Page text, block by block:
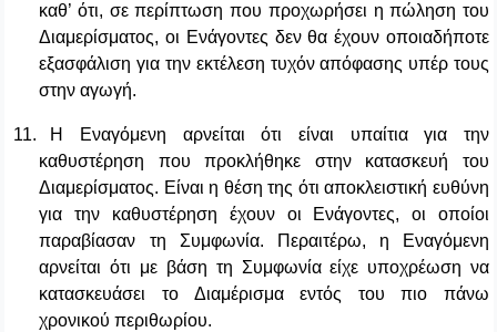
καθ’ ότι, σε περίπτωση που προχωρήσει η πώληση του
Διαμερίσματος, οι Ενάγοντες δεν θα έχουν οποιαδήποτε
εξασφάλιση για την εκτέλεση τυχόν απόφασης υπέρ τους
στην αγωγή.
11.
Η Εναγόμενη αρνείται ότι είναι υπαίτια για την
καθυστέρηση που προκλήθηκε στην κατασκευή του
Διαμερίσματος. Είναι η θέση της ότι αποκλειστική ευθύνη
για την καθυστέρηση έχουν οι Ενάγοντες, οι οποίοι
παραβίασαν τη Συμφωνία. Περαιτέρω, η Εναγόμενη
αρνείται ότι με βάση τη Συμφωνία είχε υποχρέωση να
κατασκευάσει το Διαμέρισμα εντός του πιο πάνω
χρονικού περιθωρίου.